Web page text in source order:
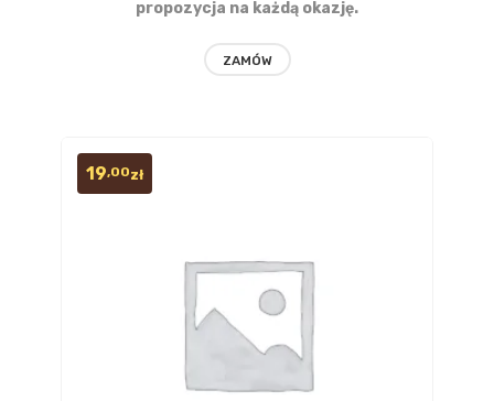
propozycja na każdą okazję.
ZAMÓW
19,00zł